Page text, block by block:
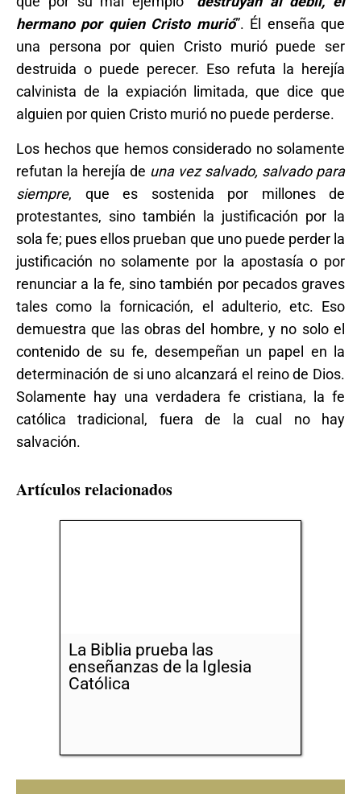
hermano por quien Cristo murió”. Él enseña que
una persona por quien Cristo murió puede ser
destruida o puede perecer. Eso refuta la herejía
calvinista de la expiación limitada, que dice que
alguien por quien Cristo murió no puede perderse.
Los hechos que hemos considerado no solamente
refutan la herejía de una vez salvado, salvado para
siempre, que es sostenida por millones de
protestantes, sino también la justificación por la
sola fe; pues ellos prueban que uno puede perder la
justificación no solamente por la apostasía o por
renunciar a la fe, sino también por pecados graves
tales como la fornicación, el adulterio, etc. Eso
demuestra que las obras del hombre, y no solo el
contenido de su fe, desempeñan un papel en la
determinación de si uno alcanzará el reino de Dios.
Solamente hay una verdadera fe cristiana, la fe
católica tradicional, fuera de la cual no hay
salvación.
Artículos relacionados
La Biblia prueba las
enseñanzas de la Iglesia
Católica